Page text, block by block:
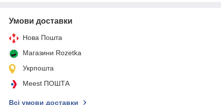
Умови доставки
Нова Пошта
Магазини Rozetka
Укрпошта
Meest ПОШТА
Всі умови доставки